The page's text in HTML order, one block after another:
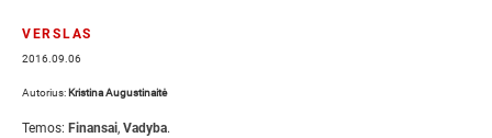
VERSLAS
2016.09.06
Autorius: Kristina Augustinaitė
Temos: Finansai, Vadyba.